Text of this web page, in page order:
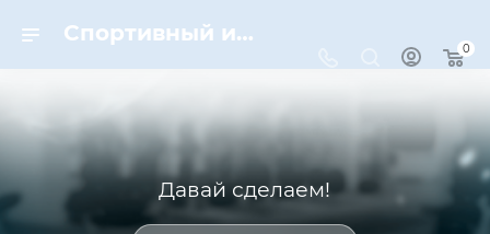
Спортивный инвентарь и оборудование для спорта в Москве | Dynamic-Sport
0
Давай сделаем!